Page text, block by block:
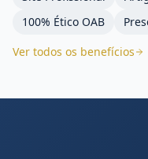
100% Ético OAB
Ver todos os benefícios